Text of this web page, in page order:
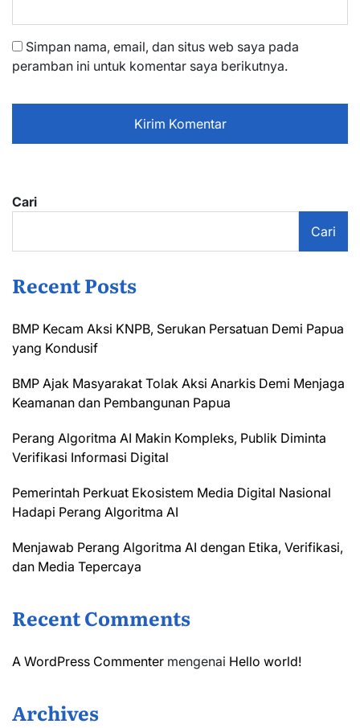
Simpan nama, email, dan situs web saya pada
peramban ini untuk komentar saya berikutnya.
Cari
Cari
Recent Posts
BMP Kecam Aksi KNPB, Serukan Persatuan Demi Papua
yang Kondusif
BMP Ajak Masyarakat Tolak Aksi Anarkis Demi Menjaga
Keamanan dan Pembangunan Papua
Perang Algoritma AI Makin Kompleks, Publik Diminta
Verifikasi Informasi Digital
Pemerintah Perkuat Ekosistem Media Digital Nasional
Hadapi Perang Algoritma AI
Menjawab Perang Algoritma AI dengan Etika, Verifikasi,
dan Media Tepercaya
Recent Comments
A WordPress Commenter mengenai Hello world!
Archives